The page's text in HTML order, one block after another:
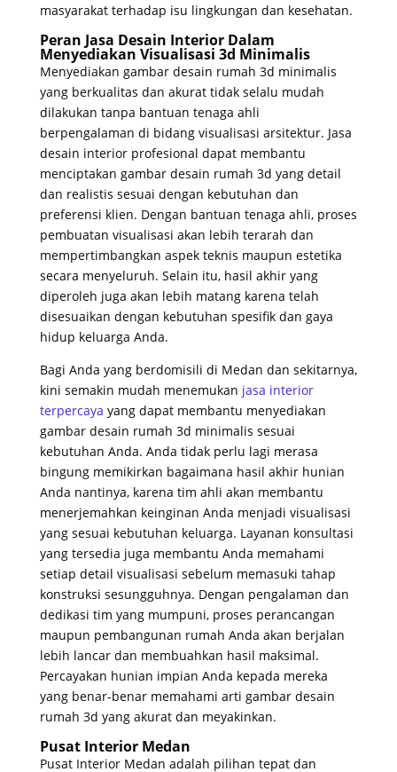
masyarakat terhadap isu lingkungan dan kesehatan.
Peran Jasa Desain Interior Dalam
Menyediakan Visualisasi 3d Minimalis
Menyediakan gambar desain rumah 3d minimalis
yang berkualitas dan akurat tidak selalu mudah
dilakukan tanpa bantuan tenaga ahli
berpengalaman di bidang visualisasi arsitektur. Jasa
desain interior profesional dapat membantu
menciptakan gambar desain rumah 3d yang detail
dan realistis sesuai dengan kebutuhan dan
preferensi klien. Dengan bantuan tenaga ahli, proses
pembuatan visualisasi akan lebih terarah dan
mempertimbangkan aspek teknis maupun estetika
secara menyeluruh. Selain itu, hasil akhir yang
diperoleh juga akan lebih matang karena telah
disesuaikan dengan kebutuhan spesifik dan gaya
hidup keluarga Anda.
Bagi Anda yang berdomisili di Medan dan sekitarnya,
kini semakin mudah menemukan jasa interior
terpercaya yang dapat membantu menyediakan
gambar desain rumah 3d minimalis sesuai
kebutuhan Anda. Anda tidak perlu lagi merasa
bingung memikirkan bagaimana hasil akhir hunian
Anda nantinya, karena tim ahli akan membantu
menerjemahkan keinginan Anda menjadi visualisasi
yang sesuai kebutuhan keluarga. Layanan konsultasi
yang tersedia juga membantu Anda memahami
setiap detail visualisasi sebelum memasuki tahap
konstruksi sesungguhnya. Dengan pengalaman dan
dedikasi tim yang mumpuni, proses perancangan
maupun pembangunan rumah Anda akan berjalan
lebih lancar dan membuahkan hasil maksimal.
Percayakan hunian impian Anda kepada mereka
yang benar-benar memahami arti gambar desain
rumah 3d yang akurat dan meyakinkan.
Pusat Interior Medan
Pusat Interior Medan adalah pilihan tepat dan